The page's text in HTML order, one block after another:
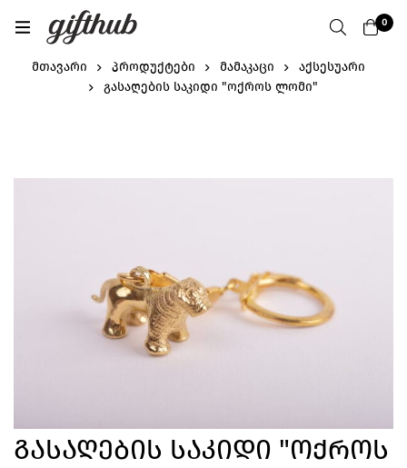
0
მთავარი პროდუქტები მამაკაცი
აქსესუარი
გასაღების საკიდი "ოქროს ლომი"
Გასაღების Საკიდი "ოქროს